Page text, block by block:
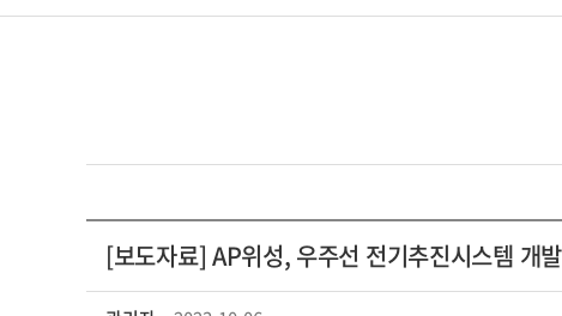
[보도자료] AP위성, 우주선 전기추진시스템 개